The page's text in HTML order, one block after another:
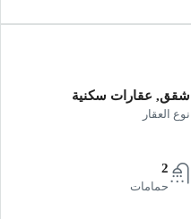
شقق, عقارات سكنية
نوع العقار
2
حمامات